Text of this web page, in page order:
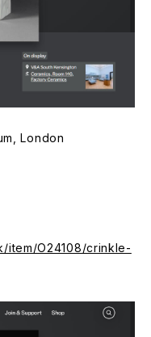
London
item/O24108/crinkle-